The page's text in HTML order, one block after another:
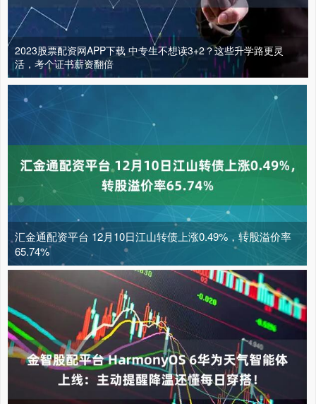
2023股票配资网APP下载 中专生不想读3+2？这些升学路更灵
活，考个证书薪资翻倍
汇金通配资平台 12月10日江山转债上涨0.49%，转股溢价率
65.74%